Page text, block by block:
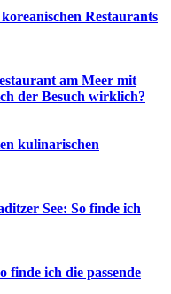
Restaurants
am Meer mit
der Besuch wirklich?
kulinarischen
See: So finde ich
finde ich die passende